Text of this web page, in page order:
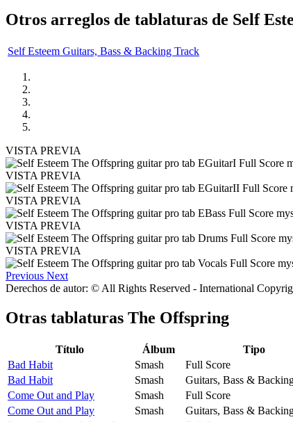
Otros arreglos de tablaturas de Self
Self Esteem Guitars, Bass & Backing Track
VISTA PREVIA
VISTA PREVIA
VISTA PREVIA
VISTA PREVIA
VISTA PREVIA
Previous Next
Derechos de autor: © All Rights Reserved - International
Otras tablaturas The Offspring
Título Álbum
Tipo
Bad Habit
Smash
Full Score
Bad Habit
Smash
Guitars, Bass &
Come Out and Play
Smash
Full Score
Come Out and Play
Smash
Guitars, Bass &